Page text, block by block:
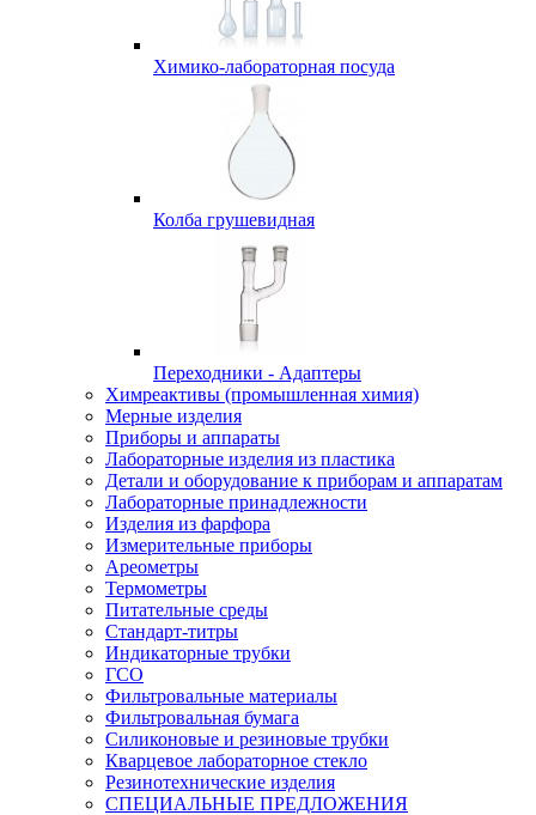
Химико-лабораторная посуда
Колба грушевидная
Переходники - Адаптеры
Химреактивы (промышленная химия)
Мерные изделия
Приборы и аппараты
Лабораторные изделия из пластика
Детали и оборудование к приборам и аппаратам
Лабораторные принадлежности
Изделия из фарфора
Измерительные приборы
Ареометры
Термометры
Питательные среды
Стандарт-титры
Индикаторные трубки
ГСО
Фильтровальные материалы
Фильтровальная бумага
Силиконовые и резиновые трубки
Кварцевое лабораторное стекло
Резинотехнические изделия
СПЕЦИАЛЬНЫЕ ПРЕДЛОЖЕНИЯ